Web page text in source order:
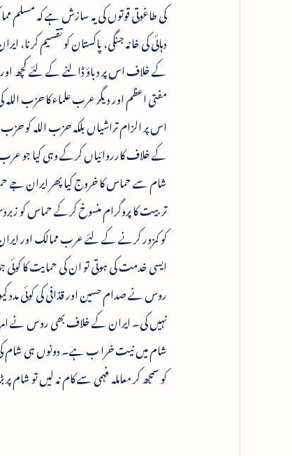
دہائی کی خانہ جنگی، پاکستان کو تقسیم
کے خلاف اس پر دباؤ ڈالنے کے لئے کچھ
مفتی اعظم اور دیگر عرب علماء کا حزب
اس پر الزام تراشیاں بلکہ حزب اللہ کو
کے خلاف کارروائیاں کرکے وہی کیا جو
تربیت کا پروگرام منسوخ کرکے حماس کو
کو کمزور کرنے کے لئے عرب ممالک اور
ایسی خدمت کی ہوتی تو ان کی حمایت کا
روس نے صدام حسین اور قذافی کی کوئی
نہیں کی۔ ایران کے خلاف بھی روس نے امریکہ
شام میں نیت خرا ب ہے۔ دونوں ہی شام
کو سمجھ کر معاملہ فہمی سے کام نہ لیں تو